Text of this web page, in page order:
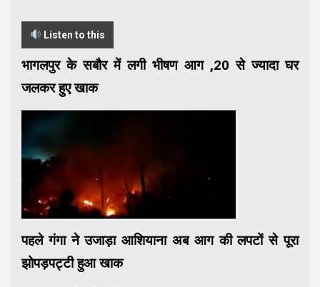
Listen to this
भागलपुर के सबौर में लगी भीषण आग ,20 से ज्यादा घर
जलकर हुए खाक
पहले गंगा ने उजाड़ा आशियाना अब आग की लपटों से पूरा
झोपड़पट्टी हुआ खाक